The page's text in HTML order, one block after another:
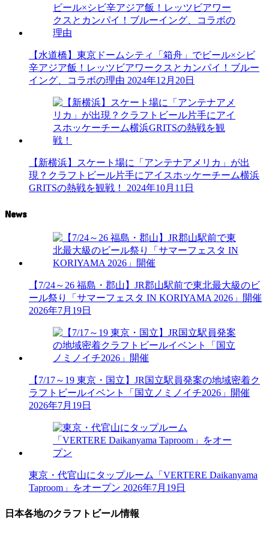
【水道橋】東京ドームシティ「箱舟」でビール×シビ
辛アジア飯！レッツビアワークスとカンパイ！ブルー
イング、コラボの理由 2024年12月20日
【新横浜】スケート場に「アンテナアメリカ」が出
現？クラフトビール片手にアイスホッケーチーム横浜
GRITSの熱戦を観戦！
2024年10月11日
News
【7/24～26 福島・郡山】JR郡山駅前で東北最大級のビ
ール祭り「サマーフェスタ IN KORIYAMA 2026」開催
2026年7月19日
【7/17～19 東京・国立】JR国立駅員発案の地域密着ク
ラフトビールイベント「国立ノミノイチ2026」開催
2026年7月19日
東京・代官山にタップルーム「VERTERE Daikanyama
Taproom」をオープン 2026年7月19日
日本各地のクラフトビール情報